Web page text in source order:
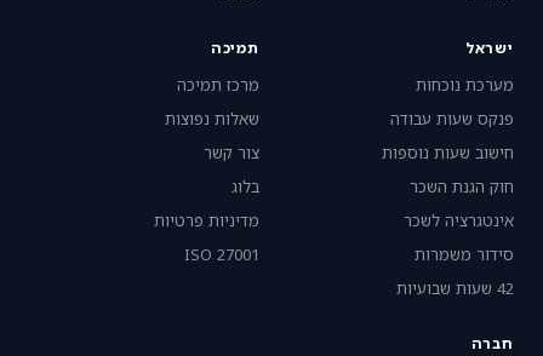
ישראל
מערכת נוכחות
פנקס שעות עבודה
חישוב שעות נוספות
חוק הגנת השכר
אינטגרציה לשכר
סידור משמרות
42 שעות שבועיות
תמיכה
מרכז תמיכה
שאלות נפוצות
צור קשר
בלוג
מדיניות פרטיות
ISO 27001
חברה